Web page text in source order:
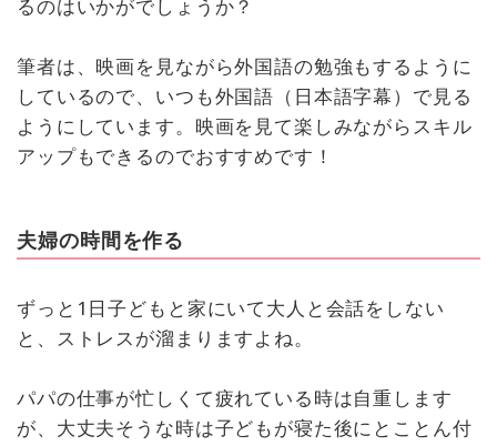
るのはいかがでしょうか？
筆者は、映画を見ながら外国語の勉強もするように
しているので、いつも外国語（日本語字幕）で見る
ようにしています。映画を見て楽しみながらスキル
アップもできるのでおすすめです！
夫婦の時間を作る
ずっと1日子どもと家にいて大人と会話をしない
と、ストレスが溜まりますよね。
パパの仕事が忙しくて疲れている時は自重します
が、大丈夫そうな時は子どもが寝た後にとことん付